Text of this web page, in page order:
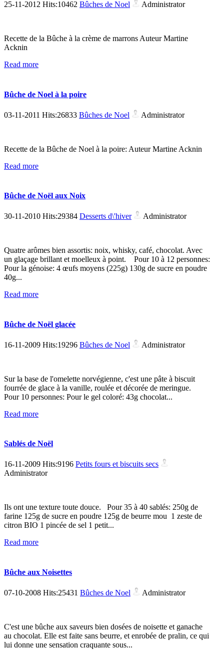
25-11-2012 Hits:10462 Bûches de Noel Administrator
Recette de la Bûche à la crème de marrons Auteur Martine
Acknin
Read more
Bûche de Noel à la poire
03-11-2011 Hits:26833 Bûches de Noel Administrator
Recette de la Bûche de Noel à la poire: Auteur Martine Acknin
Read more
Bûche de Noël aux Noix
30-11-2010 Hits:29384 Desserts d\'hiver Administrator
Quatre arômes bien assortis: noix, whisky, café, chocolat. Avec
un glaçage brillant et moelleux à point. Pour 10 à 12 personnes:
Pour la génoise: 4 œufs moyens (225g) 130g de sucre en poudre
40g...
Read more
Bûche de Noël glacée
16-11-2009 Hits:19296 Bûches de Noel Administrator
Sur la base de l'omelette norvégienne, c'est une pâte à biscuit
fourrée de glace à la vanille, roulée et décorée de meringue.
Pour 10 personnes: Pour le gel coloré: 43g chocolat...
Read more
Sablés de Noël
16-11-2009 Hits:9196 Petits fours et biscuits secs
Administrator
Ils ont une texture toute douce. Pour 35 à 40 sablés: 250g de
farine 125g de sucre en poudre 125g de beurre mou 1 zeste de
citron BIO 1 pincée de sel 1 petit...
Read more
Bûche aux Noisettes
07-10-2008 Hits:25431 Bûches de Noel Administrator
C'est une bûche aux saveurs bien dosées de noisette et ganache
au chocolat. Elle est faite sans beurre, et enrobée de pralin, ce qui
lui donne une sensation craquante sous...